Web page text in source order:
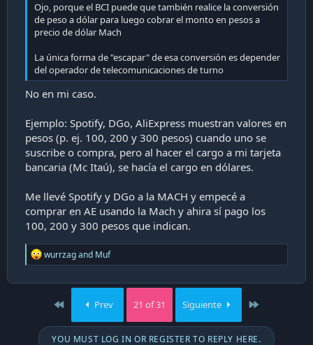
Ojo, porque el BCI puede que también realice la conversión
de peso a dólar para luego cobrar el monto en pesos a
precio de dólar Mach
La única forma de "escapar" de esa conversión es depender
del operador de telecomunicaciones de turno
No en mi caso.
Ejemplo: Spotify, DGo, AliExpress muestran valores en
pesos (p. ej. 100, 200 y 300 pesos) cuando uno se
suscribe o compra, pero al hacer el cargo a mi tarjeta
bancaria (Mc Itaú), se hacía el cargo en dólares.
Me llevé Spotify y DGo a la MACH y empecé a
comprar en AE usando la Mach y ahira sí pago los
100, 200 y 300 pesos que indican.
R
e
c
n
wurrzagand Muf
First Prev 21 of 31 Siguiente
YOU MUST LOG IN OR REGISTER TO REPLY HERE.